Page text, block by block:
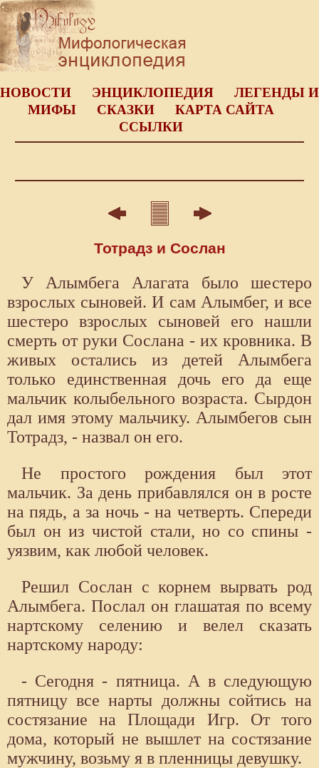
НОВОСТИ ЭНЦИКЛОПЕДИЯ
ЛЕГЕНДЫ И
МИФЫ
СКАЗКИ
КАРТА САЙТА
ССЫЛКИ
Тотрадз и Сослан
У Алымбега Алагата было шестеро
взрослых сыновей. И сам Алымбег, и все
шестеро взрослых сыновей его нашли
смерть от руки Сослана - их кровника. В
живых остались из детей Алымбега
только единственная дочь его да еще
мальчик колыбельного возраста. Сырдон
дал имя этому мальчику. Алымбегов сын
Тотрадз, - назвал он его.
Не простого рождения был этот
мальчик. За день прибавлялся он в росте
на пядь, а за ночь - на четверть. Спереди
был он из чистой стали, но со спины -
уязвим, как любой человек.
Решил Сослан с корнем вырвать род
Алымбега. Послал он глашатая по всему
нартскому селению и велел сказать
нартскому народу:
- Сегодня - пятница. А в следующую
пятницу все нарты должны сойтись на
состязание на Площади Игр. От того
дома, который не вышлет на состязание
мужчину, возьму я в пленницы девушку.